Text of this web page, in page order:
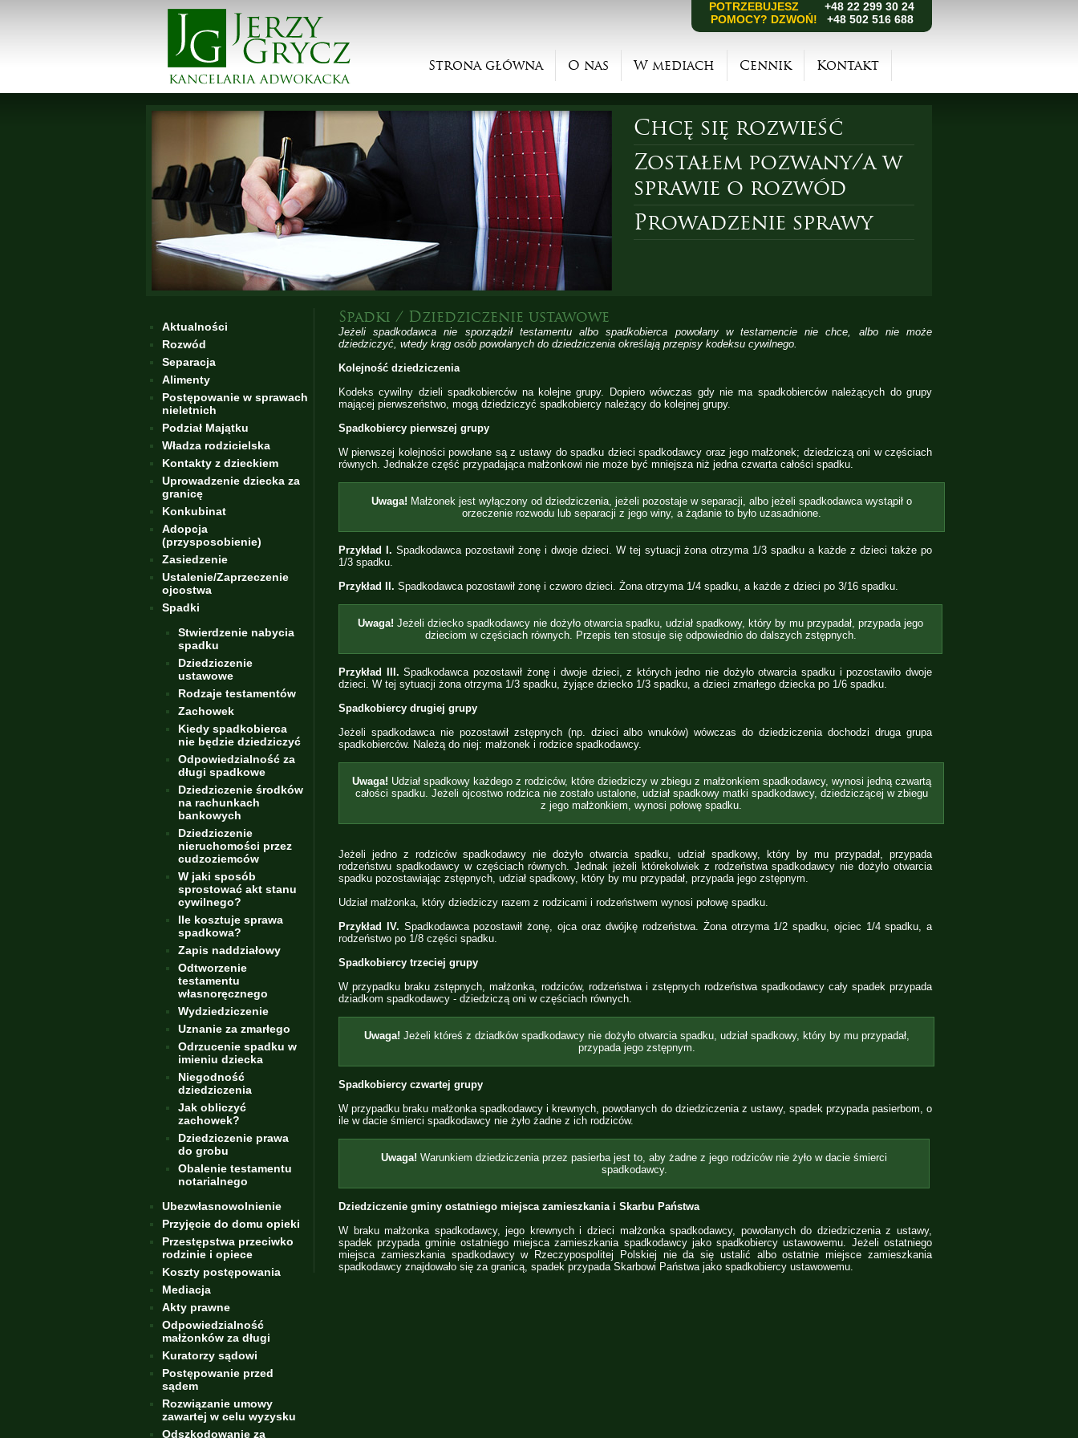
POTRZEBUJESZ +48 22 299 30 24
POMOCY? DZWOŃ! +48 502 516 688
Strona główna O nas W mediach Cennik Kontakt
Chcę się rozwieść
Zostałem pozwany/a w
sprawie o rozwód
Prowadzenie sprawy
Aktualności
Rozwód
Separacja
Alimenty
Postępowanie w sprawach
nieletnich
Podział Majątku
Władza rodzicielska
Kontakty z dzieckiem
Uprowadzenie dziecka za
granicę
Konkubinat
Adopcja
(przysposobienie)
Zasiedzenie
Ustalenie/Zaprzeczenie
ojcostwa
Spadki
Stwierdzenie nabycia
spadku
Dziedziczenie
ustawowe
Rodzaje testamentów
Zachowek
Kiedy spadkobierca
nie będzie dziedziczyć
Odpowiedzialność za
długi spadkowe
Dziedziczenie środków
na rachunkach
bankowych
Dziedziczenie
nieruchomości przez
cudzoziemców
W jaki sposób
sprostować akt stanu
cywilnego?
Ile kosztuje sprawa
spadkowa?
Zapis naddziałowy
Odtworzenie
testamentu
własnoręcznego
Wydziedziczenie
Uznanie za zmarłego
Odrzucenie spadku w
imieniu dziecka
Niegodność
dziedziczenia
Jak obliczyć
zachowek?
Dziedziczenie prawa
do grobu
Obalenie testamentu
notarialnego
Ubezwłasnowolnienie
Przyjęcie do domu opieki
Przestępstwa przeciwko
rodzinie i opiece
Koszty postępowania
Mediacja
Akty prawne
Odpowiedzialność
małżonków za długi
Kuratorzy sądowi
Postępowanie przed
sądem
Rozwiązanie umowy
zawartej w celu wyzysku
Odszkodowanie za
Spadki / Dziedziczenie ustawowe
Jeżeli spadkodawca nie sporządził testamentu albo spadkobierca powołany w testamencie nie chce, albo nie może
dziedziczyć, wtedy krąg osób powołanych do dziedziczenia określają przepisy kodeksu cywilnego.
Kolejność dziedziczenia
Kodeks cywilny dzieli spadkobierców na kolejne grupy. Dopiero wówczas gdy nie ma spadkobierców należących do grupy
mającej pierwszeństwo, mogą dziedziczyć spadkobiercy należący do kolejnej grupy.
Spadkobiercy pierwszej grupy
W pierwszej kolejności powołane są z ustawy do spadku dzieci spadkodawcy oraz jego małżonek; dziedziczą oni w częściach
równych. Jednakże część przypadająca małżonkowi nie może być mniejsza niż jedna czwarta całości spadku.
Uwaga! Małżonek jest wyłączony od dziedziczenia, jeżeli pozostaje w separacji, albo jeżeli spadkodawca wystąpił o
orzeczenie rozwodu lub separacji z jego winy, a żądanie to było uzasadnione.
Przykład I. Spadkodawca pozostawił żonę i dwoje dzieci. W tej sytuacji żona otrzyma 1/3 spadku a każde z dzieci także po
1/3 spadku.
Przykład II. Spadkodawca pozostawił żonę i czworo dzieci. Żona otrzyma 1/4 spadku, a każde z dzieci po 3/16 spadku.
Uwaga! Jeżeli dziecko spadkodawcy nie dożyło otwarcia spadku, udział spadkowy, który by mu przypadał, przypada jego
dzieciom w częściach równych. Przepis ten stosuje się odpowiednio do dalszych zstępnych.
Przykład III. Spadkodawca pozostawił żonę i dwoje dzieci, z których jedno nie dożyło otwarcia spadku i pozostawiło dwoje
dzieci. W tej sytuacji żona otrzyma 1/3 spadku, żyjące dziecko 1/3 spadku, a dzieci zmarłego dziecka po 1/6 spadku.
Spadkobiercy drugiej grupy
Jeżeli spadkodawca nie pozostawił zstępnych (np. dzieci albo wnuków) wówczas do dziedziczenia dochodzi druga grupa
spadkobierców. Należą do niej: małżonek i rodzice spadkodawcy.
Uwaga! Udział spadkowy każdego z rodziców, które dziedziczy w zbiegu z małżonkiem spadkodawcy, wynosi jedną czwartą
całości spadku. Jeżeli ojcostwo rodzica nie zostało ustalone, udział spadkowy matki spadkodawcy, dziedziczącej w zbiegu
z jego małżonkiem, wynosi połowę spadku.
Jeżeli jedno z rodziców spadkodawcy nie dożyło otwarcia spadku, udział spadkowy, który by mu przypadał, przypada
rodzeństwu spadkodawcy w częściach równych. Jednak jeżeli którekolwiek z rodzeństwa spadkodawcy nie dożyło otwarcia
spadku pozostawiając zstępnych, udział spadkowy, który by mu przypadał, przypada jego zstępnym.
Udział małżonka, który dziedziczy razem z rodzicami i rodzeństwem wynosi połowę spadku.
Przykład IV. Spadkodawca pozostawił żonę, ojca oraz dwójkę rodzeństwa. Żona otrzyma 1/2 spadku, ojciec 1/4 spadku, a
rodzeństwo po 1/8 części spadku.
Spadkobiercy trzeciej grupy
W przypadku braku zstępnych, małżonka, rodziców, rodzeństwa i zstępnych rodzeństwa spadkodawcy cały spadek przypada
dziadkom spadkodawcy - dziedziczą oni w częściach równych.
Uwaga! Jeżeli któreś z dziadków spadkodawcy nie dożyło otwarcia spadku, udział spadkowy, który by mu przypadał,
przypada jego zstępnym.
Spadkobiercy czwartej grupy
W przypadku braku małżonka spadkodawcy i krewnych, powołanych do dziedziczenia z ustawy, spadek przypada pasierbom, o
ile w dacie śmierci spadkodawcy nie żyło żadne z ich rodziców.
Uwaga! Warunkiem dziedziczenia przez pasierba jest to, aby żadne z jego rodziców nie żyło w dacie śmierci
spadkodawcy.
Dziedziczenie gminy ostatniego miejsca zamieszkania i Skarbu Państwa
W braku małżonka spadkodawcy, jego krewnych i dzieci małżonka spadkodawcy, powołanych do dziedziczenia z ustawy,
spadek przypada gminie ostatniego miejsca zamieszkania spadkodawcy jako spadkobiercy ustawowemu. Jeżeli ostatniego
miejsca zamieszkania spadkodawcy w Rzeczypospolitej Polskiej nie da się ustalić albo ostatnie miejsce zamieszkania
spadkodawcy znajdowało się za granicą, spadek przypada Skarbowi Państwa jako spadkobiercy ustawowemu.